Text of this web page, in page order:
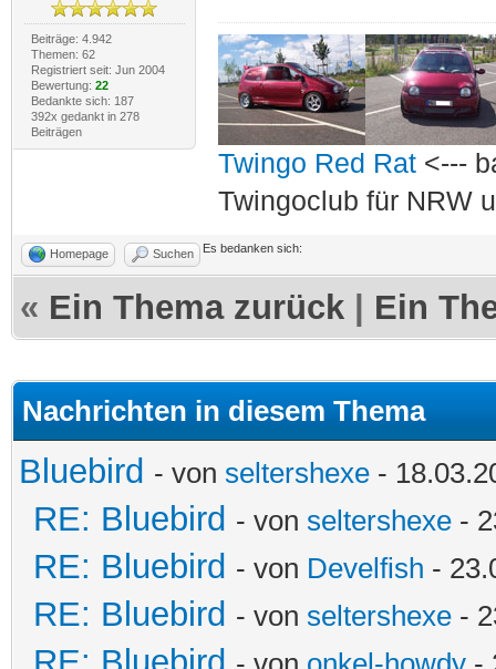
Beiträge: 4.942
Themen: 62
Registriert seit: Jun 2004
Bewertung: 22
Bedankte sich: 187
392x gedankt in 278
Beiträgen
Twingo Red Rat<---
Twingoclub für NRW
Homepage Suchen Es bedanken sich:
« Ein Thema zurück Ein
Nachrichten in diesem Thema
Bluebird - von seltershexe -
RE: Bluebird - von seltershexe -
RE: Bluebird - von Develfish -
RE: Bluebird - von seltershexe -